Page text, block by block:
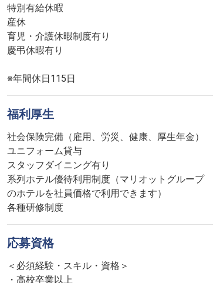
特別有給休暇
産休
育児・介護休暇制度有り
慶弔休暇有り
※年間休日115日
福利厚生
社会保険完備（雇用、労災、健康、厚生年金）
ユニフォーム貸与
スタッフダイニング有り
系列ホテル優待利用制度（マリオットグループ
のホテルを社員価格で利用できます）
各種研修制度
応募資格
＜必須経験・スキル・資格＞
・高校卒業以上